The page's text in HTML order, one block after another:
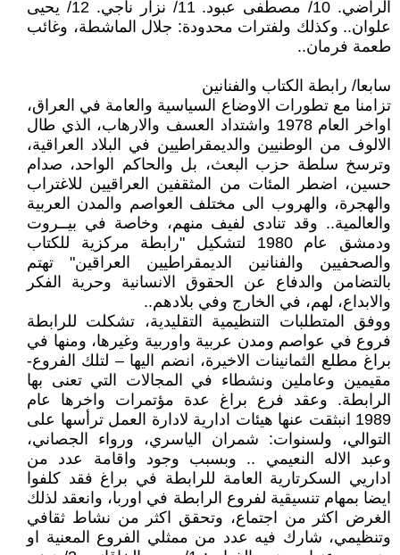
الراضي. 10/ مصطفى عبود. 11/ نزار ناجي. 12/ يحيى
علوان.. وكذلك ولفترات محدودة: جلال الماشطة، وغائب
طعمة فرمان..
سابعا/ رابطة الكتاب والفنانين
تزامنا مع تطورات الاوضاع السياسية والعامة في العراق،
اواخر العام 1978 واشتداد العسف والارهاب، الذي طال
الالوف من الوطنيين والديمقراطيين في البلاد العراقية،
وترسخ سلطة حزب البعث، بل والحاكم الواحد، صدام
حسين، اضطر المئات من المثقفين العراقيين للاغتراب
والهجرة، والهروب الى مختلف العواصم والمدن العربية
والعالمية.. وقد تنادى لفيف منهم، وخاصة في بيــروت
ودمشق عام 1980 لتشكيل "رابطة مركزية للكتاب
والصحفيين والفنانين الديمقراطيين العراقين" تهتم
بالتضامن والدفاع عن الحقوق الانسانية وحرية الفكر
والابداع، لهم، في الخارج وفي بلادهم..
ووفق المتطلبات التنظيمية التقليدية، تشكلت للرابطة
فروع في عواصم ومدن عربية واوربية وغيرها، ومنها في
براغ مطلع الثمانينات الاخيرة، انضم اليها – لتلك الفروع-
مقيمين وعاملين ونشطاء في المجالات التي تعنى بها
الرابطة. وعقد فرع براغ عدة مؤتمرات واخرها عام
1989 انبثقت عنها هيئات ادارية لادارة العمل ترأسها على
التوالي، ولسنوات: شمران الياسري، ورواء الجصاني،
وعبد الاله النعيمي .. وبسبب وجود واقامة عدد من
اداريي السكرتارية العامة للرابطة في براغ فقد كلفوا
ايضا بمهام تنسيقية لفروع الرابطة في اوربا، وانعقد لذلك
الغرض اكثر من اجتماع، وتحقق اكثر من نشاط ثقافي
وتنظيمي، شارك فيه عدد من ممثلي الفروع المعنية او